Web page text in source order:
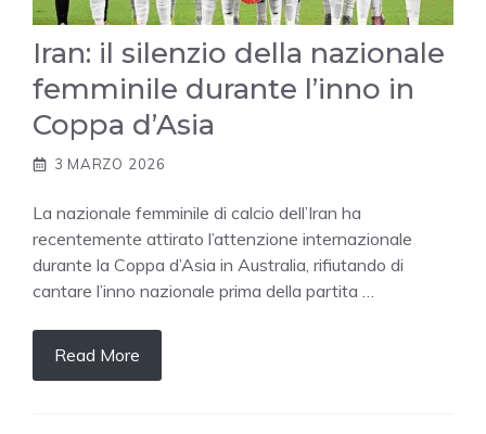
Iran: il silenzio della nazionale
femminile durante l’inno in
Coppa d’Asia
3 MARZO 2026
La nazionale femminile di calcio dell’Iran ha
recentemente attirato l’attenzione internazionale
durante la Coppa d’Asia in Australia, rifiutando di
cantare l’inno nazionale prima della partita …
Read More